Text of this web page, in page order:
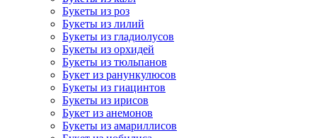
Букеты из роз
Букеты из лилий
Букеты из гладиолусов
Букеты из орхидей
Букеты из тюльпанов
Букет из ранункулюсов
Букеты из гиацинтов
Букеты из ирисов
Букет из анемонов
Букеты из амариллисов